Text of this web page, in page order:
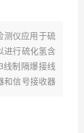
测仪应用于硫
进行硫化氢含
线制隔爆接线
和信号接收器
警，可以节